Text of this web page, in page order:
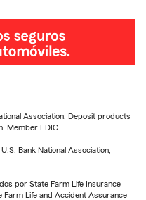
Association. Deposit products
Member FDIC.
Bank National Association,
por State Farm Life Insurance
Farm Life and Accident Assurance